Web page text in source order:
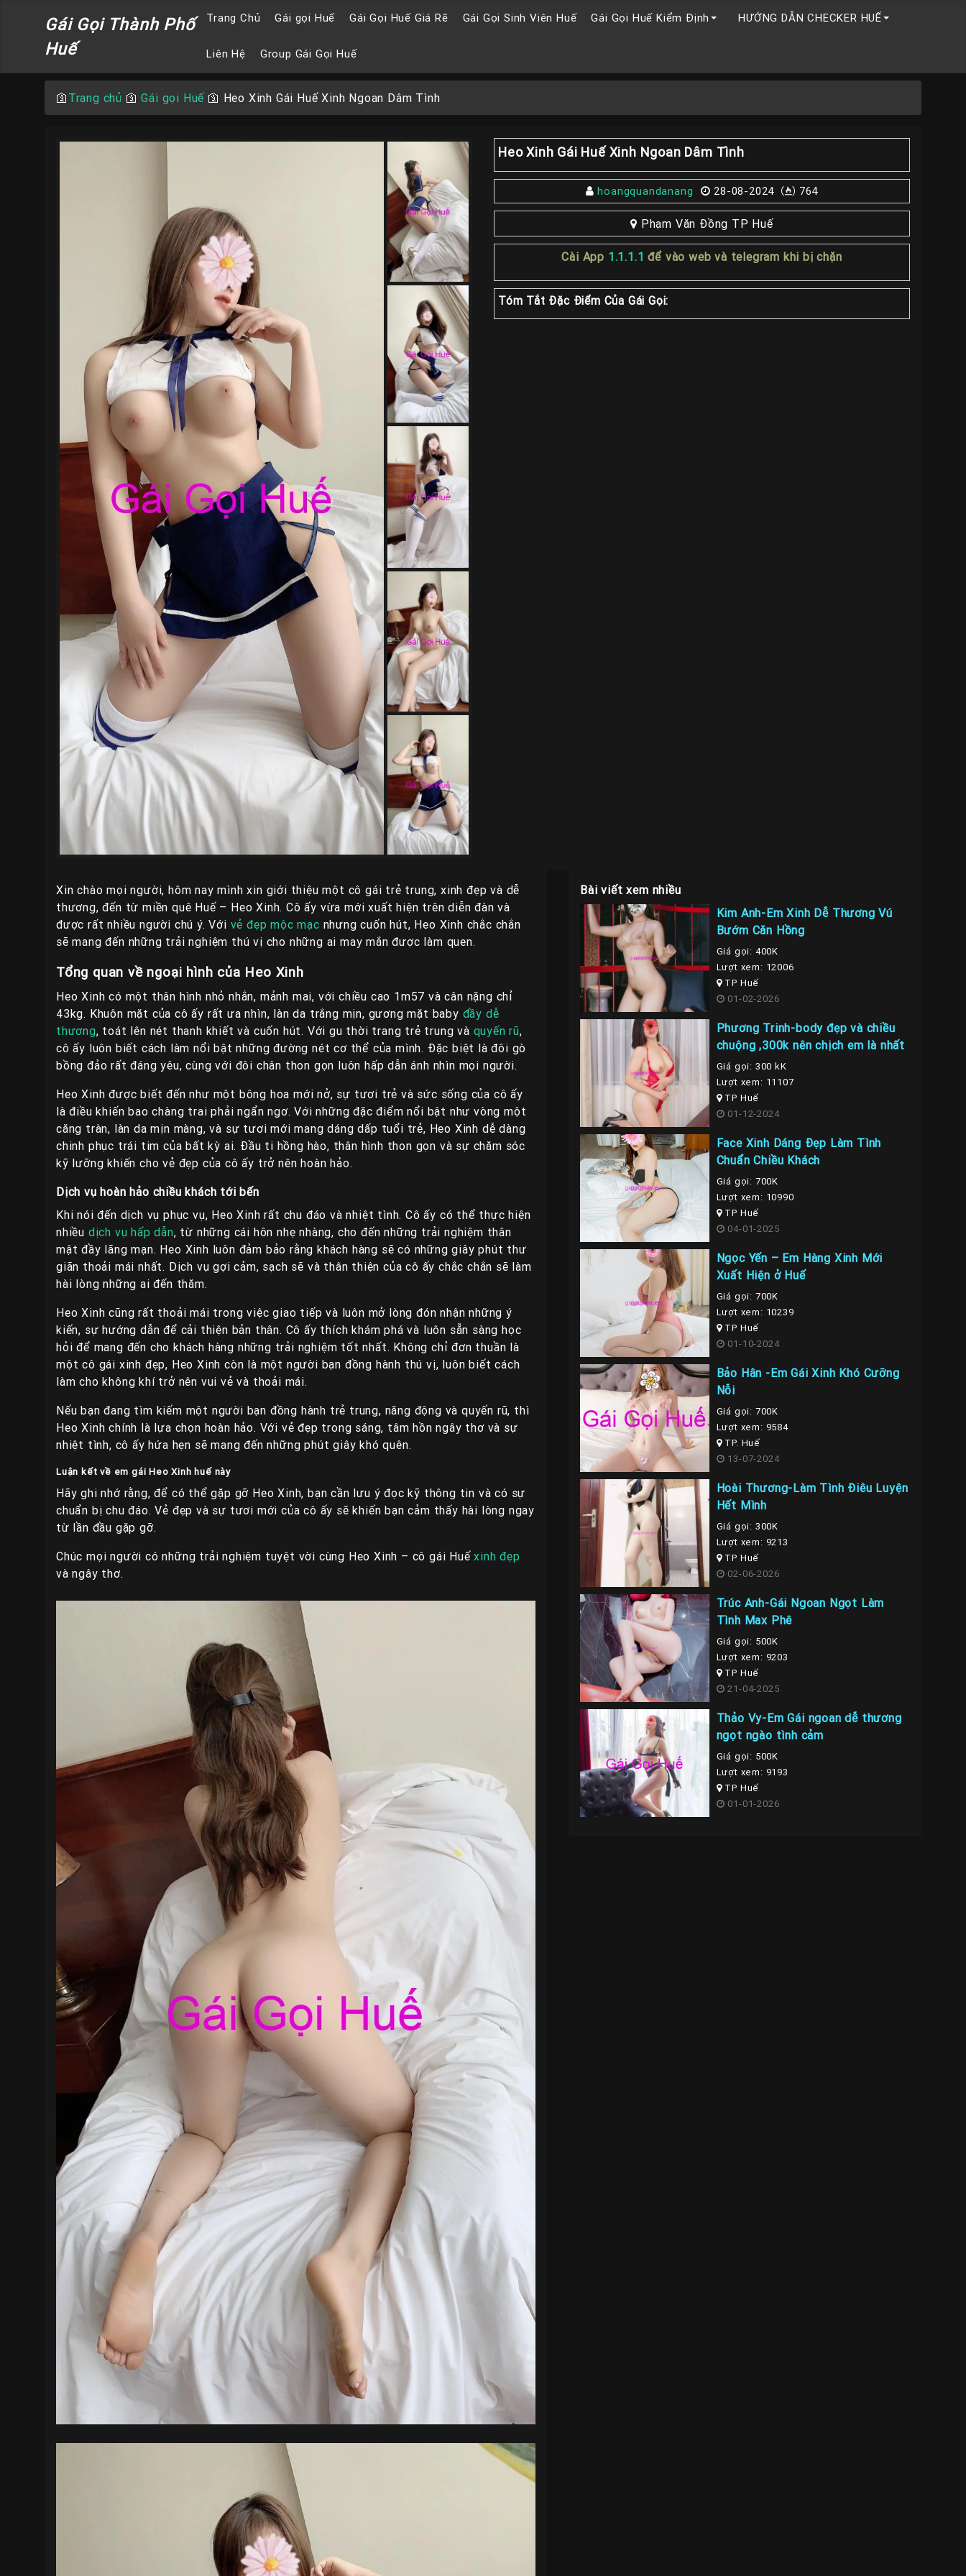
Gái Gọi Thành Phố
Huế
Trang Chủ Gái gọi Huế Gái Gọi Huế Giá Rẽ Gái Gọi Sinh Viên Huế Gái Gọi Huế Kiểm Định HƯỚNG DẪN CHECKER HUẾ
Liên Hệ Group Gái Gọi Huế
🛐 Trang chủ 🛐Gái gọi Huế 🛐 Heo Xinh Gái Huế Xinh Ngoan Dâm Tình
Heo Xinh Gái Huế Xinh Ngoan Dâm Tình
hoangquandanang 28-08-2024 764
Phạm Văn Đồng TP Huế
Cài App 1.1.1.1 để vào web và telegram khi bị chặn
Tóm Tắt Đặc Điểm Của Gái Gọi:
Xin chào mọi người, hôm nay mình xin giới thiệu một cô gái trẻ trung, xinh đẹp và dễ
thương, đến từ miền quê Huế – Heo Xinh. Cô ấy vừa mới xuất hiện trên diễn đàn và
được rất nhiều người chú ý. Với vẻ đẹp mộc mạc nhưng cuốn hút, Heo Xinh chắc chắn
sẽ mang đến những trải nghiệm thú vị cho những ai may mắn được làm quen.
Tổng quan về ngoại hình của Heo Xinh
Heo Xinh có một thân hình nhỏ nhắn, mảnh mai, với chiều cao 1m57 và cân nặng chỉ
43kg. Khuôn mặt của cô ấy rất ưa nhìn, làn da trắng mịn, gương mặt baby đầy dễ
thương, toát lên nét thanh khiết và cuốn hút. Với gu thời trang trẻ trung và quyến rũ,
cô ấy luôn biết cách làm nổi bật những đường nét cơ thể của mình. Đặc biệt là đôi gò
bồng đảo rất đáng yêu, cùng với đôi chân thon gọn luôn hấp dẫn ánh nhìn mọi người.
Heo Xinh được biết đến như một bông hoa mới nở, sự tươi trẻ và sức sống của cô ấy
là điều khiến bao chàng trai phải ngẩn ngơ. Với những đặc điểm nổi bật như vòng một
căng tràn, làn da mịn màng, và sự tươi mới mang dáng dấp tuổi trẻ, Heo Xinh dễ dàng
chinh phục trái tim của bất kỳ ai. Đầu ti hồng hào, thân hình thon gọn và sự chăm sóc
kỹ lưỡng khiến cho vẻ đẹp của cô ấy trở nên hoàn hảo.
Dịch vụ hoàn hảo chiều khách tới bến
Khi nói đến dịch vụ phục vụ, Heo Xinh rất chu đáo và nhiệt tình. Cô ấy có thể thực hiện
nhiều dịch vụ hấp dẫn, từ những cái hôn nhẹ nhàng, cho đến những trải nghiệm thân
mật đầy lãng mạn. Heo Xinh luôn đảm bảo rằng khách hàng sẽ có những giây phút thư
giãn thoải mái nhất. Dịch vụ gợi cảm, sạch sẽ và thân thiện của cô ấy chắc chắn sẽ làm
hài lòng những ai đến thăm.
Heo Xinh cũng rất thoải mái trong việc giao tiếp và luôn mở lòng đón nhận những ý
kiến, sự hướng dẫn để cải thiện bản thân. Cô ấy thích khám phá và luôn sẵn sàng học
hỏi để mang đến cho khách hàng những trải nghiệm tốt nhất. Không chỉ đơn thuần là
một cô gái xinh đẹp, Heo Xinh còn là một người bạn đồng hành thú vị, luôn biết cách
làm cho không khí trở nên vui vẻ và thoải mái.
Nếu bạn đang tìm kiếm một người bạn đồng hành trẻ trung, năng động và quyến rũ, thì
Heo Xinh chính là lựa chọn hoàn hảo. Với vẻ đẹp trong sáng, tâm hồn ngây thơ và sự
nhiệt tình, cô ấy hứa hẹn sẽ mang đến những phút giây khó quên.
Luận kết về em gái Heo Xinh huế này
Hãy ghi nhớ rằng, để có thể gặp gỡ Heo Xinh, bạn cần lưu ý đọc kỹ thông tin và có sự
chuẩn bị chu đáo. Vẻ đẹp và sự tươi mới của cô ấy sẽ khiến bạn cảm thấy hài lòng ngay
từ lần đầu gặp gỡ.
Chúc mọi người có những trải nghiệm tuyệt vời cùng Heo Xinh – cô gái Huếxinh đẹp
và ngây thơ.
Bài viết xem nhiều
Kim Anh-Em Xinh Dễ Thương Vú
Bướm Căn Hồng
Giá gọi: 400K
Lượt xem: 12006
TP Huế
01-02-2026
Phương Trinh-body đẹp và chiều
chuộng ,300k nên chịch em là nhất
Giá gọi: 300 kK
Lượt xem: 11107
TP Huế
01-12-2024
Face Xinh Dáng Đẹp Làm Tình
Chuẩn Chiều Khách
Giá gọi: 700K
Lượt xem: 10990
TP Huế
04-01-2025
Ngọc Yến – Em Hàng Xinh Mới
Xuất Hiện ở Huế
Giá gọi: 700K
Lượt xem: 10239
TP Huế
01-10-2024
Bảo Hân -Em Gái Xinh Khó Cưỡng
Nỗi
Giá gọi: 700K
Lượt xem: 9584
TP. Huế
13-07-2024
Hoài Thương-Làm Tình Điêu Luyện
Hết Mình
Giá gọi: 300K
Lượt xem: 9213
TP Huế
02-06-2026
Trúc Anh-Gái Ngoan Ngọt Làm
Tình Max Phê
Giá gọi: 500K
Lượt xem: 9203
TP Huế
21-04-2025
Thảo Vy-Em Gái ngoan dễ thương
ngọt ngào tình cảm
Giá gọi: 500K
Lượt xem: 9193
TP Huế
01-01-2026